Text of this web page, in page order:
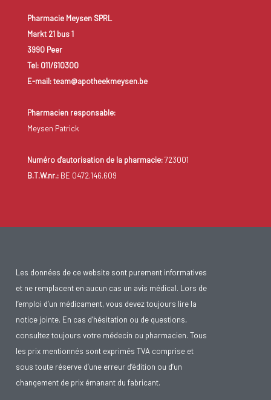
Pharmacie Meysen SPRL
Markt 21 bus 1
3990 Peer
Tel: 011/610300
E-mail: team@apotheekmeysen.be
Pharmacien responsable:
Meysen Patrick
Numéro d'autorisation de la pharmacie:723001
B.T.W.nr.:BE 0472.146.609
Les données de ce website sont purement informatives
et ne remplacent en aucun cas un avis médical. Lors de
l’emploi d’un médicament, vous devez toujours lire la
notice jointe. En cas d’hésitation ou de questions,
consultez toujours votre médecin ou pharmacien. Tous
les prix mentionnés sont exprimés TVA comprise et
sous toute réserve d’une erreur d’édition ou d’un
changement de prix émanant du fabricant.